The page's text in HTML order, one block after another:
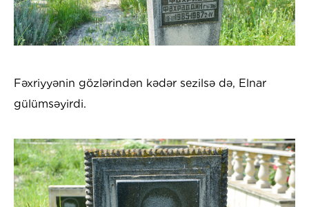
Fəxriyyənin gözlərindən kədər sezilsə də, Elnar
gülümsəyirdi.